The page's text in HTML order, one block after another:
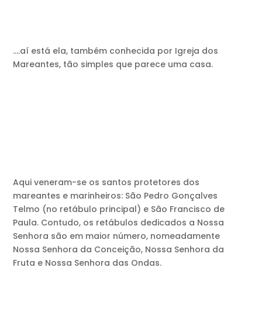
….aí está ela, também conhecida por Igreja dos
Mareantes, tão simples que parece uma casa.
Aqui veneram-se os santos protetores dos
mareantes e marinheiros: São Pedro Gonçalves
Telmo (no retábulo principal) e São Francisco de
Paula. Contudo, os retábulos dedicados a Nossa
Senhora são em maior número, nomeadamente
Nossa Senhora da Conceição, Nossa Senhora da
Fruta e Nossa Senhora das Ondas.